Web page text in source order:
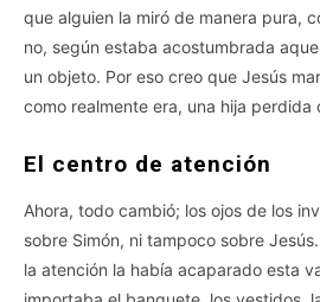
que alguien la miró de manera pura,
no, según estaba acostumbrada
un objeto. Por eso creo que Jesús
como realmente era, una hija perdida
El centro de atención
Ahora, todo cambió; los ojos de los
sobre Simón, ni tampoco sobre
la atención la había acaparado esta